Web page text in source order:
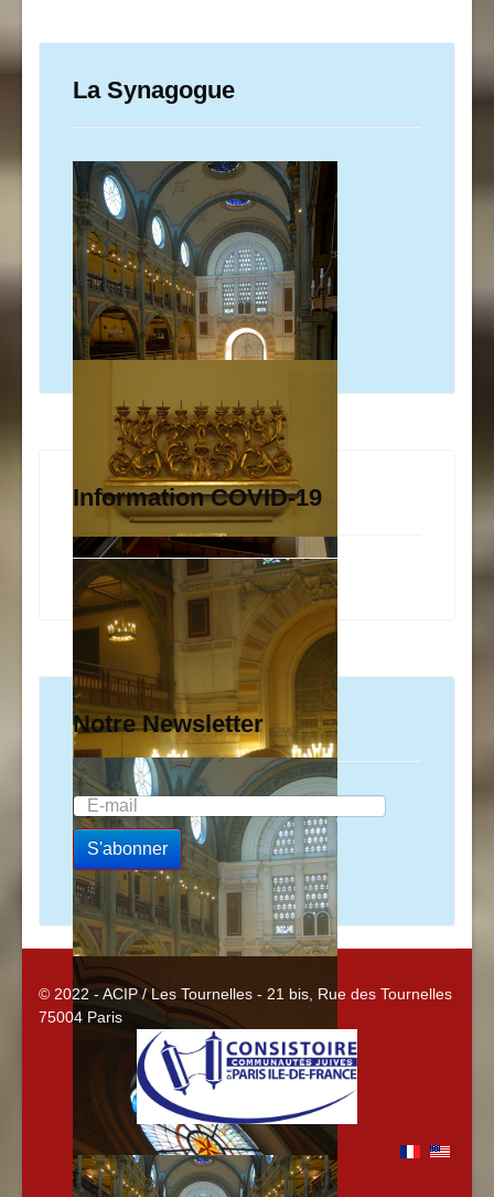
La Synagogue
Information COVID-19
Notre Newsletter
© 2022 - ACIP / Les Tournelles - 21 bis, Rue des Tournelles
75004 Paris